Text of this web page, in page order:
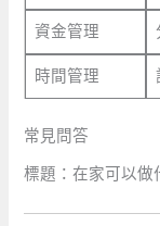
資金管理
時間管理
常見問答
標題：在家可以做